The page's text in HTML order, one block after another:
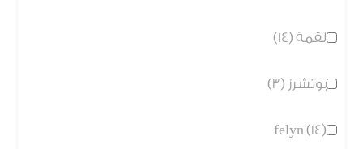
لقمة (14)
بوتشرز (3)
felyn (14)